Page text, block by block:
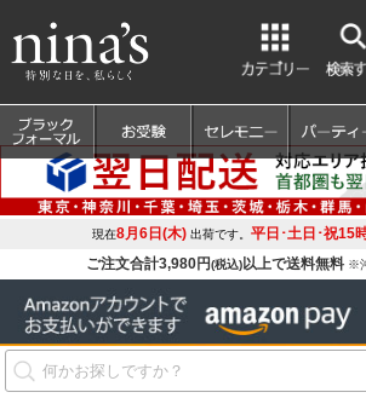
現在8月6日(木)出荷です。 平日･土日･祝15
ご注文合計3,980円(税込)以上で送料無料 ※